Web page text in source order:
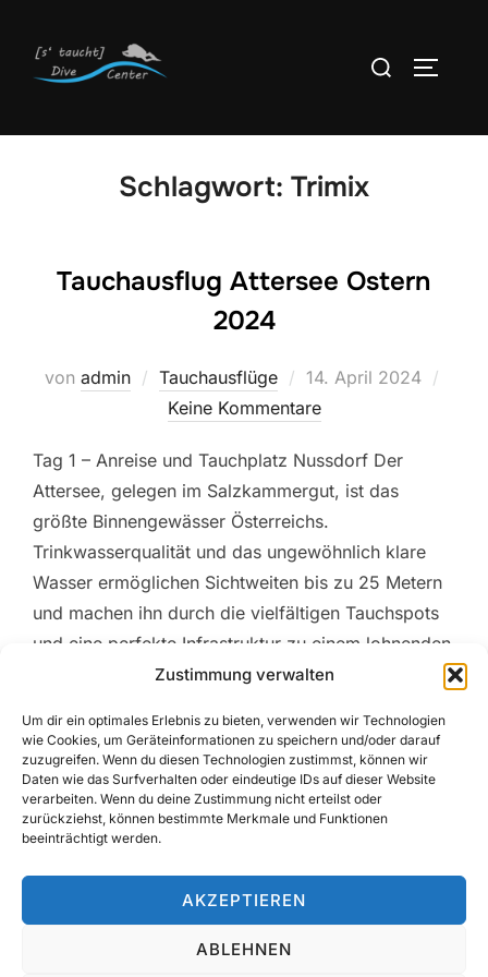
Zustimmung verwalten
Um dir ein optimales Erlebnis zu bieten, verwenden wir Technologien
wie Cookies, um Geräteinformationen zu speichern und/oder darauf
zuzugreifen. Wenn du diesen Technologien zustimmst, können wir
Daten wie das Surfverhalten oder eindeutige IDs auf dieser Website
verarbeiten. Wenn du deine Zustimmung nicht erteilst oder
zurückziehst, können bestimmte Merkmale und Funktionen
beeinträchtigt werden.
AKZEPTIEREN
ABLEHNEN
Inhalt
springen
Suchen
Schlagwort: Trimix
Tauchausflug Attersee Ostern
2024
von admin Tauchausflüge
Veröffentlicht
am
14. April 2024
Keine Kommentare
Tag 1 – Anreise und Tauchplatz Nussdorf Der
Attersee, gelegen im Salzkammergut, ist das
größte Binnengewässer Österreichs.
Trinkwasserqualität und das ungewöhnlich klare
Wasser ermöglichen Sichtweiten bis zu 25 Metern
und machen ihn durch die vielfältigen Tauchspots
und eine perfekte Infrastruktur zu einem lohnenden
Ziel für Sport- und Techtaucher. Von uns in gut
MEHRÜBER „TAUCHAUSFLUG
LESEN